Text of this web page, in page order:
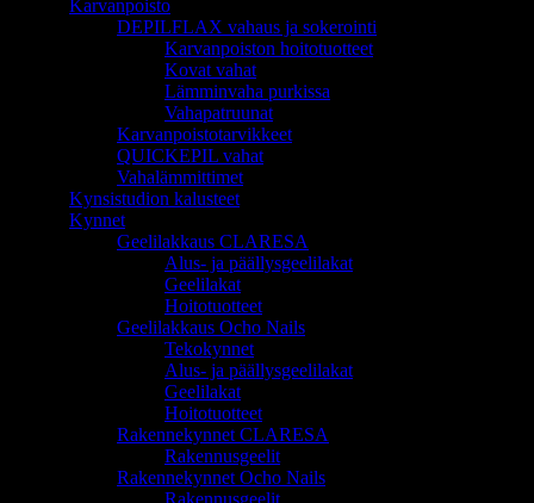
Karvanpoisto
DEPILFLAX vahaus ja sokerointi
Karvanpoiston hoitotuotteet
Kovat vahat
Lämminvaha purkissa
Vahapatruunat
Karvanpoistotarvikkeet
QUICKEPIL vahat
Vahalämmittimet
Kynsistudion kalusteet
Kynnet
Geelilakkaus CLARESA
Alus- ja päällysgeelilakat
Geelilakat
Hoitotuotteet
Geelilakkaus Ocho Nails
Tekokynnet
Alus- ja päällysgeelilakat
Geelilakat
Hoitotuotteet
Rakennekynnet CLARESA
Rakennusgeelit
Rakennekynnet Ocho Nails
Rakennusgeelit